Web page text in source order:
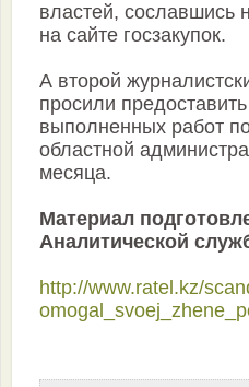
властей, сославшись
на сайте госзакупок.
А второй
просили
выполненных работ
областной
месяца.
Материал
Аналитической
http://www.ratel.kz/